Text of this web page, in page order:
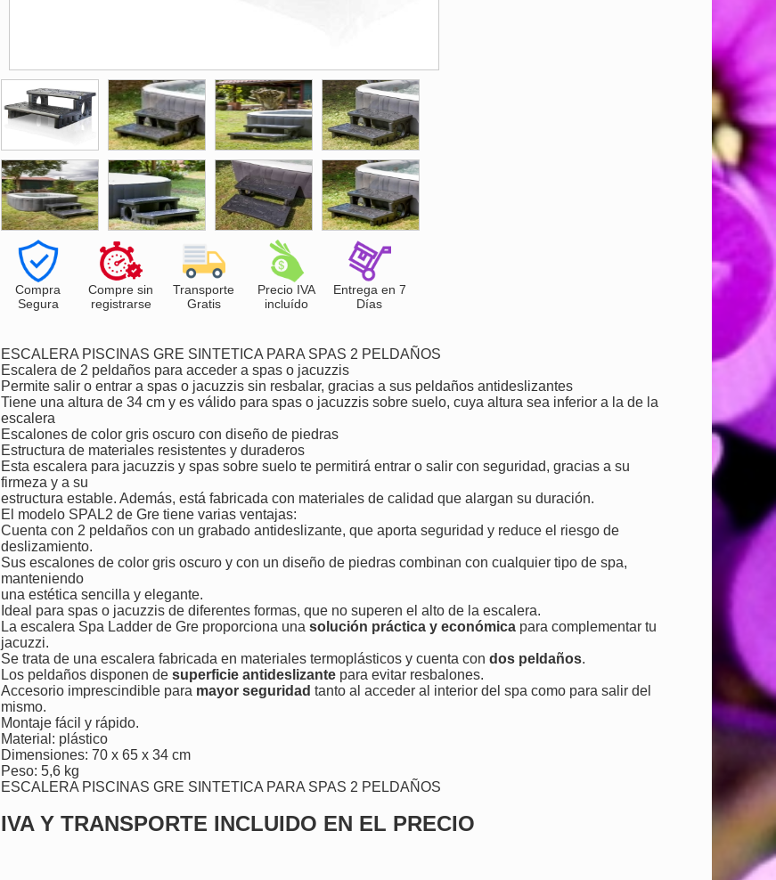
Compra
Segura
Compre sin
registrarse
Transporte
Gratis
Precio IVA
incluído
Entrega en 7
Días
ESCALERA PISCINAS GRE SINTETICA PARA SPAS 2 PELDAÑOS
Escalera de 2 peldaños para acceder a spas o jacuzzis
Permite salir o entrar a spas o jacuzzis sin resbalar, gracias a sus peldaños antideslizantes
Tiene una altura de 34 cm y es válido para spas o jacuzzis sobre suelo, cuya altura sea inferior a la de la
escalera
Escalones de color gris oscuro con diseño de piedras
Estructura de materiales resistentes y duraderos
Esta escalera para jacuzzis y spas sobre suelo te permitirá entrar o salir con seguridad, gracias a su
firmeza y a su
estructura estable. Además, está fabricada con materiales de calidad que alargan su duración.
El modelo SPAL2 de Gre tiene varias ventajas:
Cuenta con 2 peldaños con un grabado antideslizante, que aporta seguridad y reduce el riesgo de
deslizamiento.
Sus escalones de color gris oscuro y con un diseño de piedras combinan con cualquier tipo de spa,
manteniendo
una estética sencilla y elegante.
Ideal para spas o jacuzzis de diferentes formas, que no superen el alto de la escalera.
La escalera Spa Ladder de Gre proporciona una solución práctica y económica para complementar tu
jacuzzi.
Se trata de una escalera fabricada en materiales termoplásticos y cuenta con dos peldaños.
Los peldaños disponen de superficie antideslizante para evitar resbalones.
Accesorio imprescindible para mayor seguridad tanto al acceder al interior del spa como para salir del
mismo.
Montaje fácil y rápido.
Material: plástico
Dimensiones: 70 x 65 x 34 cm
Peso: 5,6 kg
ESCALERA PISCINAS GRE SINTETICA PARA SPAS 2 PELDAÑOS
IVA Y TRANSPORTE INCLUIDO EN EL PRECIO